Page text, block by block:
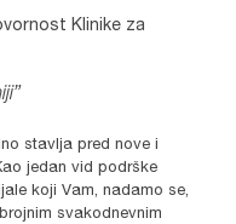
Klinike za
stavlja pred nove i
jedan vid podrške
koji Vam, nadamo se,
svakodnevnim